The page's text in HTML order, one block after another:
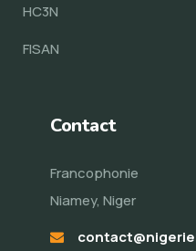
HC3N
FISAN
Contact
Francophonie
Niamey, Niger